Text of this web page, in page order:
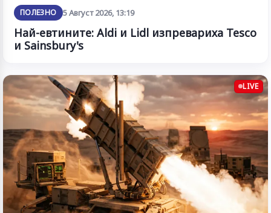
ПОЛЕЗНО 5 Август 2026, 13:19
Най-евтините: Aldi и Lidl изпревариха Tesco
и Sainsbury's
LIVE